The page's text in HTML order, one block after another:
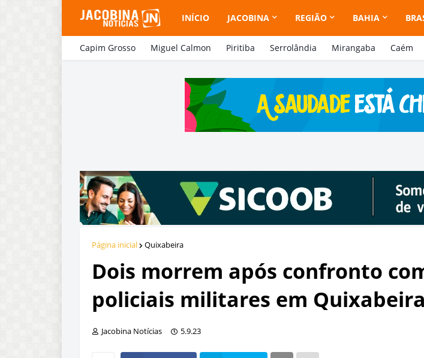
INÍCIO JACOBINA REGIÃO BAHIA
Capim Grosso Miguel Calmon Piritiba Serrolândia Mirangaba Caém
Página inicial Quixabeira
Dois morrem após confronto
policiais militares em Quixabeira
Jacobina Notícias 5.9.23